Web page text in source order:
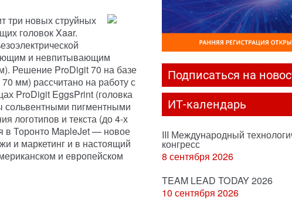
три новых струйных
головок Xaar.
и невпитывающим
Решение ProDigit 70 на базе
мм) рассчитано на работу с
ProDigit EggsPrint (головка
сольвентными пигментными
логотипов и текста (до 4-х
в Торонто MapleJet — новое
и маркетинг и в настоящий
и европейском
Подписаться на
ИТ-календарь
III Международный
конгресс
8 сентября 2026
TEAM LEAD TODAY 2026
10 сентября 2026